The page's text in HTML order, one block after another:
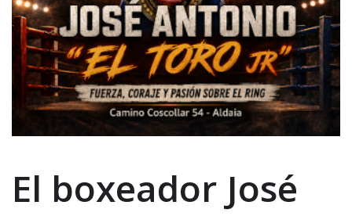
El boxeador José